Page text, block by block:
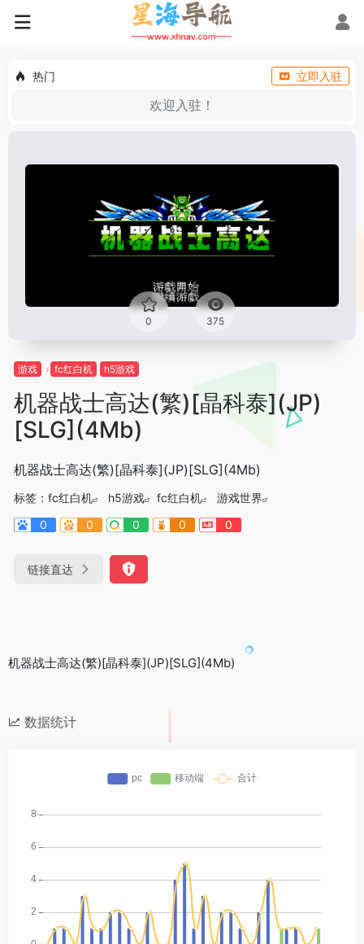
热门 立即入驻
欢迎入驻！
0 375
游戏 fc红白机 h5游戏
机器战士高达(繁)[晶科泰](JP)
[SLG](4Mb)
机器战士高达(繁)[晶科泰](JP)[SLG](4Mb)
标签： fc红白机 h5游戏 fc红白机
游戏世界
0
0 0 0 0
链接直达
机器战士高达(繁)[晶科泰](JP)[SLG](4Mb)
数据统计